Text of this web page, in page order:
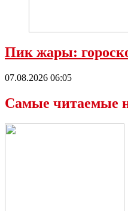
Пик жары:
07.08.2026 06:05
Самые читаемые